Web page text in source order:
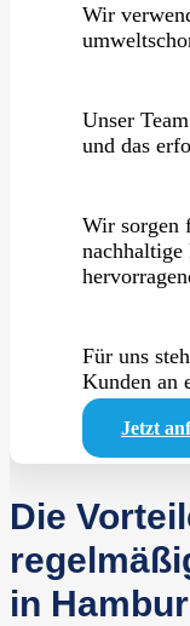
Wir
Unser
und das
Wir sorgen
nachhaltige
Für uns
Kunden an
Jetzt
Die
in